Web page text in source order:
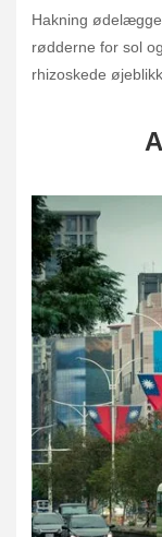
Hakning
rødderne for sol
rhizoskede